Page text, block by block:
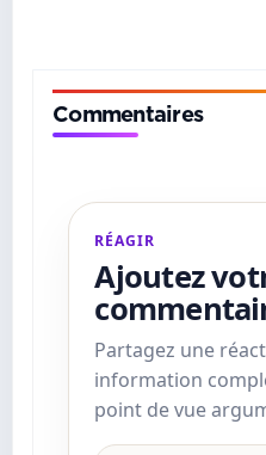
Commentaires
RÉAGIR
Ajoutez
Partagez une
information
point de vue